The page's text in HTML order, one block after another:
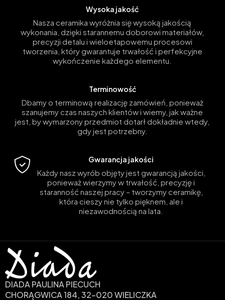
Wysoka jakość
Nasza ceramika wyróżnia się wysoką jakością
wykonania, dzięki starannemu doborowi materiałów,
precyzji detalu i wieloetapowemu procesowi
tworzenia, który gwarantuje trwałość i perfekcyjne
wykończenie każdego elementu.
Terminowość
Dbamy o terminową realizację zamówień, ponieważ
szanujemy czas naszych klientów i wiemy, jak ważne
jest, by wymarzony przedmiot dotarł dokładnie wtedy,
gdy jest potrzebny.
Gwarancja jakości
Każdy nasz wyrób objęty jest gwarancją jakości,
ponieważ wierzymy w trwałość, precyzję i
staranność naszej pracy – tworzymy ceramikę,
która cieszy nie tylko pięknem, ale i
niezawodnością na lata.
DIADA PAULINA PIECUCH
CHORĄGWICA 184, 32-020 WIELICZKA